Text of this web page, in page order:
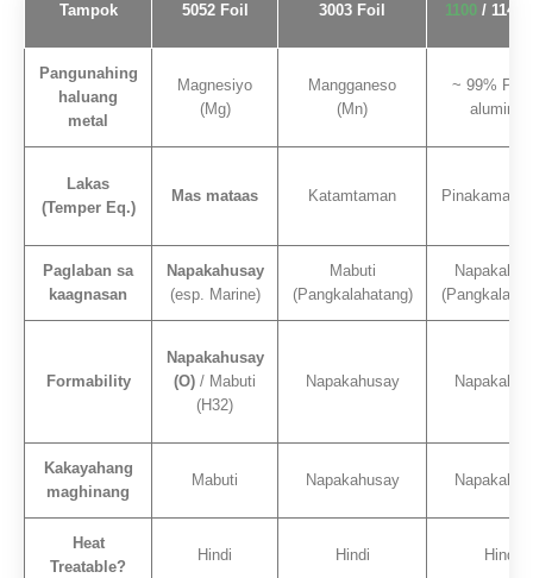
Tampok 5052 Foil 3003 Foil 1100 / 1145
Pangunahing
haluang
metal
Magnesiyo
(Mg)
Mangganeso
(Mn)
~ 99%
aluminyo
Lakas
(Temper Eq.)
Mas mataas Katamtaman
Paglaban sa
kaagnasan
Napakahusay
(esp. Marine)
Mabuti
(Pangkalahatang)
Formability
Napakahusay
(O) / Mabuti
(H32)
Napakahusay
Kakayahang
maghinang
Mabuti Napakahusay
Heat
Treatable?
Hindi Hindi Hindi